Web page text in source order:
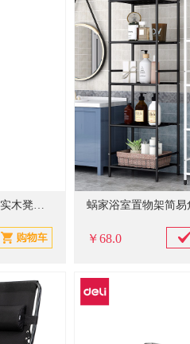
(624603)越茂 定制 40*40*47cm 实木凳子(单位：张)
￥68.0